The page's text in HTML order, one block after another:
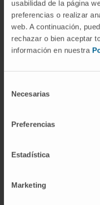
usabilidad de la página
preferencias o realizar
web. A continuación,
rechazar o bien aceptar
información en nuestra
Necesarias
Preferencias
Estadística
Marketing
solidaria que cada
personas entre